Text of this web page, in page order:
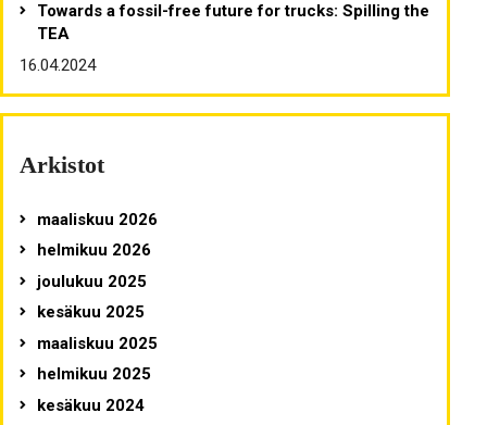
Towards a fossil-free future for trucks: Spilling the
TEA
16.04.2024
Arkistot
maaliskuu 2026
helmikuu 2026
joulukuu 2025
kesäkuu 2025
maaliskuu 2025
helmikuu 2025
kesäkuu 2024